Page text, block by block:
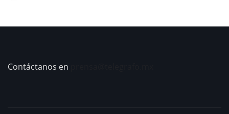
Contáctanos en